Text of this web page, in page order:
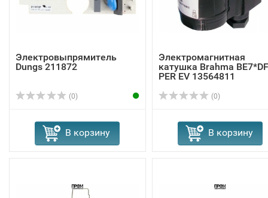
Электровыпрямитель
Dungs 211872
(0)
В корзину
Электромагнитная
катушка Brahma
PER EV 13564811
(0)
В корзину